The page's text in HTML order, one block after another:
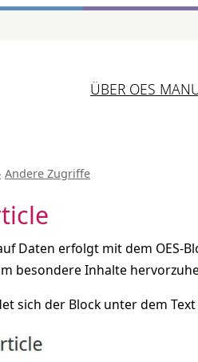
ÜBER OES
Andere Zugriffe
Daten erfolgt mit dem OES-
besondere Inhalte
sich der Block unter dem